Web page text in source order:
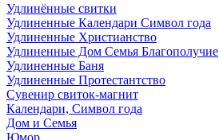
Удлинённые свитки
Удлиненные Календари Символ года
Удлиненные Христианство
Удлиненные Дом Семья Благополучие
Удлиненные Баня
Удлиненные Протестантство
Сувенир свиток-магнит
Календари, Символ года
Дом и Семья
Юмор